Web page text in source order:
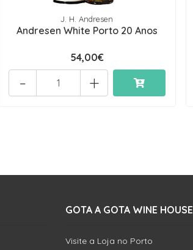
J. H. Andresen
Andresen White Porto 20 Anos
54,00€
+
-
GOTA A GOTA WINE HOUSE
Visite a Loja no Porto